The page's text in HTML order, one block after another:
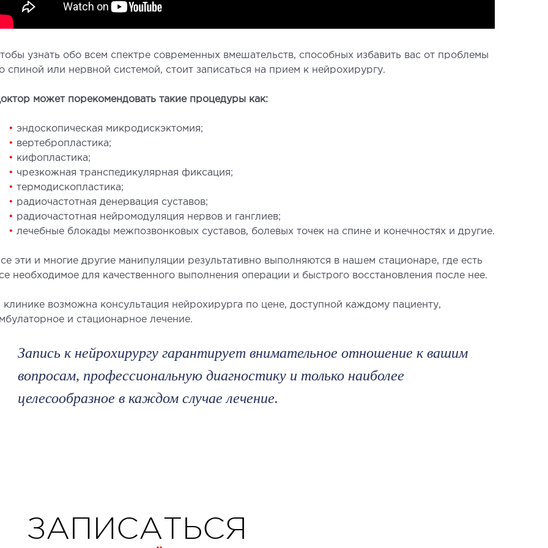
узнать обо всем спектре современных вмешательств, способных избавить вас от проблемы
спиной или нервной системой, стоит записаться на прием к нейрохирургу.
может порекомендовать такие процедуры как:
• эндоскопическая микродискэктомия;
• вертебропластика;
• кифопластика;
• чрезкожная транспедикулярная фиксация;
• термодископластика;
• радиочастотная денервация суставов;
• радиочастотная нейромодуляция нервов и ганглиев;
• лечебные блокады межпозвонковых суставов, болевых точек на спине и конечностях и другие.
эти и многие другие манипуляции результативно выполняются в нашем стационаре, где есть
необходимое для качественного выполнения операции и быстрого восстановления после нее.
клинике возможна консультация нейрохирурга по цене, доступной каждому пациенту,
и стационарное лечение.
Запись к нейрохирургу гарантирует внимательное отношение к вашим
вопросам, профессиональную диагностику и только наиболее
целесообразное в каждом случае лечение.
ЗАПИСАТЬСЯ